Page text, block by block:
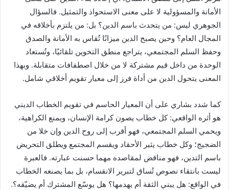
الأمانة والمسؤولية لا على معنى الاستحواذ والتمثيل. فالسؤال
الجوهري ليس: من يتحدث باسم الدين؟ بل: من يلتزم بأخلاقه في
المجال العام؟ وحين يصبح الدين ميزانًا تُقاس به الأمانة والصدق
وحفظ السلم المجتمعي، يتراجع منطق التخوين تلقائيًا، وتُستعاد
الوحدة من داخل قيم مشتركة لا من خلال اصطفافات متقابلة. وبهذا
المعنى يتحول الدين من أداة فرز إلى معيار تقويم أخلاقي شامل.
كما شدد بشاري على أن المعيار الحاسم في تقويم الخطاب الديني
هو أثره الواقعي: كل خطاب يصون كرامة الإنسان، ويمنع الكراهية،
ويحمي السلم المجتمعي، فهو أقرب إلى روح الدين وإن خلا من
الضجيج؛ وكل خطاب يثير الأحقاد ويقسم المجتمع ويطلق التحريض
باسم التدين، فهو مناقض لمقاصده مهما حسنت عبارته. فالعبرة
ليست بانتقاء نصوص تُساق لتبرير الانقسام، بل بما يصنعه الخطاب
في الواقع: هل يبني الثقة أم يهدمها؟ هل يوسّع المشترك أم يضيّقه؟.